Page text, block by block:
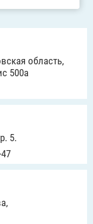
область,
500а
5.